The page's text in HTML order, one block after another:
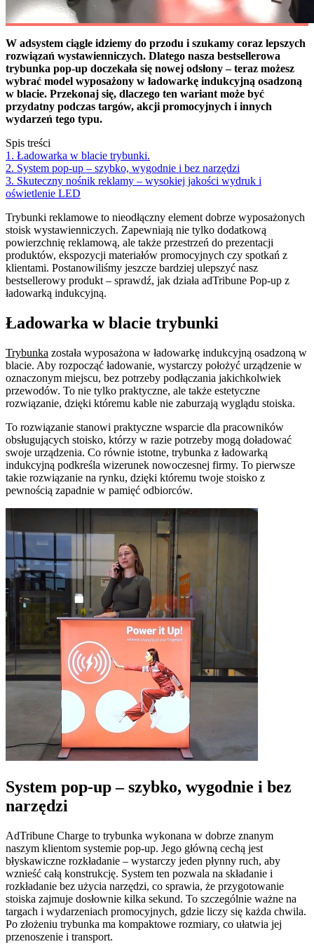
W adsystem ciągle idziemy do przodu i szukamy coraz lepszych
rozwiązań wystawienniczych. Dlatego nasza bestsellerowa
trybunka pop-up doczekała się nowej odsłony – teraz możesz
wybrać model wyposażony w ładowarkę indukcyjną osadzoną
w blacie. Przekonaj się, dlaczego ten wariant może być
przydatny podczas targów, akcji promocyjnych i innych
wydarzeń tego typu.
Spis treści
1. Ładowarka w blacie trybunki.
2. System pop-up – szybko, wygodnie i bez narzędzi
3. Skuteczny nośnik reklamy – wysokiej jakości wydruk i
oświetlenie LED
Trybunki reklamowe to nieodłączny element dobrze wyposażonych
stoisk wystawienniczych. Zapewniają nie tylko dodatkową
powierzchnię reklamową, ale także przestrzeń do prezentacji
produktów, ekspozycji materiałów promocyjnych czy spotkań z
klientami. Postanowiliśmy jeszcze bardziej ulepszyć nasz
bestsellerowy produkt – sprawdź, jak działa adTribune Pop-up z
ładowarką indukcyjną.
Ładowarka w blacie trybunki
Trybunka została wyposażona w ładowarkę indukcyjną osadzoną w
blacie. Aby rozpocząć ładowanie, wystarczy położyć urządzenie w
oznaczonym miejscu, bez potrzeby podłączania jakichkolwiek
przewodów. To nie tylko praktyczne, ale także estetyczne
rozwiązanie, dzięki któremu kable nie zaburzają wyglądu stoiska.
To rozwiązanie stanowi praktyczne wsparcie dla pracowników
obsługujących stoisko, którzy w razie potrzeby mogą doładować
swoje urządzenia. Co równie istotne, trybunka z ładowarką
indukcyjną podkreśla wizerunek nowoczesnej firmy. To pierwsze
takie rozwiązanie na rynku, dzięki któremu twoje stoisko z
pewnością zapadnie w pamięć odbiorców.
System pop-up – szybko, wygodnie i bez
narzędzi
AdTribune Charge to trybunka wykonana w dobrze znanym
naszym klientom systemie pop-up. Jego główną cechą jest
błyskawiczne rozkładanie – wystarczy jeden płynny ruch, aby
wznieść całą konstrukcję. System ten pozwala na składanie i
rozkładanie bez użycia narzędzi, co sprawia, że przygotowanie
stoiska zajmuje dosłownie kilka sekund. To szczególnie ważne na
targach i wydarzeniach promocyjnych, gdzie liczy się każda chwila.
Po złożeniu trybunka ma kompaktowe rozmiary, co ułatwia jej
przenoszenie i transport.